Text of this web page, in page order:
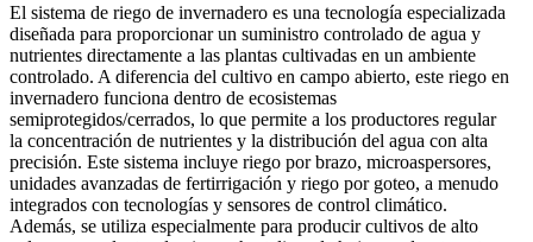
El sistema de riego de invernadero es una tecnología especializada
diseñada para proporcionar un suministro controlado de agua y
nutrientes directamente a las plantas cultivadas en un ambiente
controlado. A diferencia del cultivo en campo abierto, este riego en
invernadero funciona dentro de ecosistemas
semiprotegidos/cerrados, lo que permite a los productores regular
la concentración de nutrientes y la distribución del agua con alta
precisión. Este sistema incluye riego por brazo, microaspersores,
unidades avanzadas de fertirrigación y riego por goteo, a menudo
integrados con tecnologías y sensores de control climático.
Además, se utiliza especialmente para producir cultivos de alto